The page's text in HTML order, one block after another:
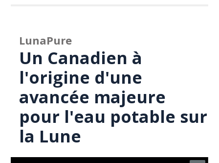
LunaPure
Un Canadien à
l'origine d'une
avancée majeure
pour l'eau potable sur
la Lune